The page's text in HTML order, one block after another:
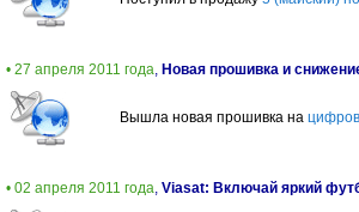
• 27 апреля 2011 года, Новая прошивка и
Вышла новая прошивка на
• 02 апреля 2011 года, Viasat: Включай яркий